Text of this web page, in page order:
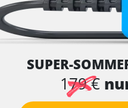
SUPER-
179 €